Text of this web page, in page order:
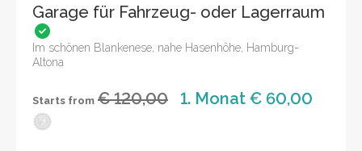
Garage für Fahrzeug- oder Lagerraum
Im schönen Blankenese, nahe Hasenhöhe, Hamburg-
Altona
Starts from € 120,00 1. Monat € 60,00